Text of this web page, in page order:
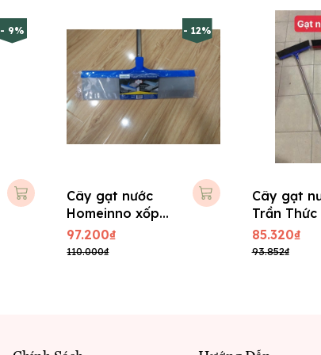
- 9% - 12%
Cây gạt nước
Homeinno xốp
Eva, cán inox
97.200₫
110.000₫
Cây gạt
Trần Thức
inox
85.320₫
93.852₫